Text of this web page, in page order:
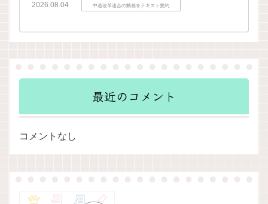
2026.08.04 中道改革連合の動画をテキスト要約
最近のコメント
コメントなし